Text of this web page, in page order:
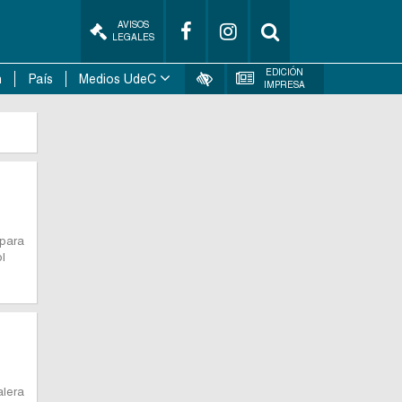
AVISOS
LEGALES
País Medios UdeC
EDICIÓN
IMPRESA